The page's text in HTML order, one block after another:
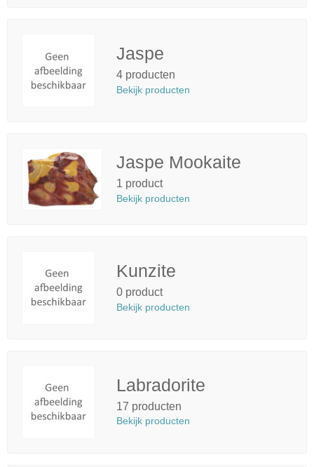
Jaspe
4 producten
Bekijk producten
Jaspe Mookaite
1 product
Bekijk producten
Kunzite
0 product
Bekijk producten
Labradorite
17 producten
Bekijk producten